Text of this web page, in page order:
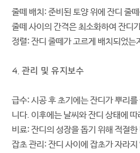
줄떼 배치: 준비된 토양 위에 잔디 줄
줄떼 사이의 간격은 최소화하여 잔디
정렬: 잔디 줄떼가 고르게 배치되었는
4. 관리 및 유지보수
급수: 시공 후 초기에는 잔디가 뿌리
니다. 이후에는 날씨와 잔디 상태에
비료: 잔디의 성장을 돕기 위해 적절
잡초 관리: 잔디 사이에 잡초가 자라